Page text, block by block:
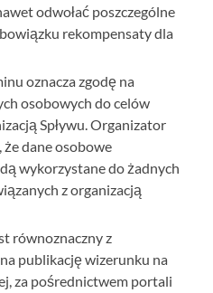
odwołać poszczególne
rekompensaty dla
oznacza zgodę na
osobowych do celów
Spływu. Organizator
że dane osobowe
wykorzystane do żadnych
z organizacją
równoznaczny z
publikację wizerunku na
za pośrednictwem portali